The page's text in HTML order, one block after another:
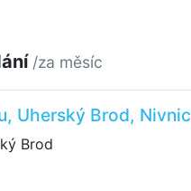
/za měsíc
Uherský Brod,
Brod